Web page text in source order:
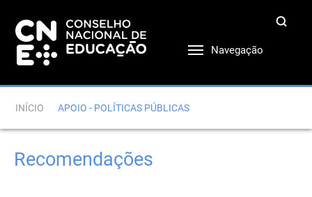
Navegação
INÍCIO APOIO - POLÍTICAS PÚBLICAS
Recomendações